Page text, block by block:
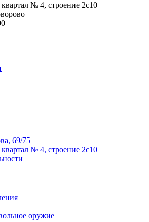
№ 4, строение 2с10
69/75
№ 4, строение 2с10
оружие